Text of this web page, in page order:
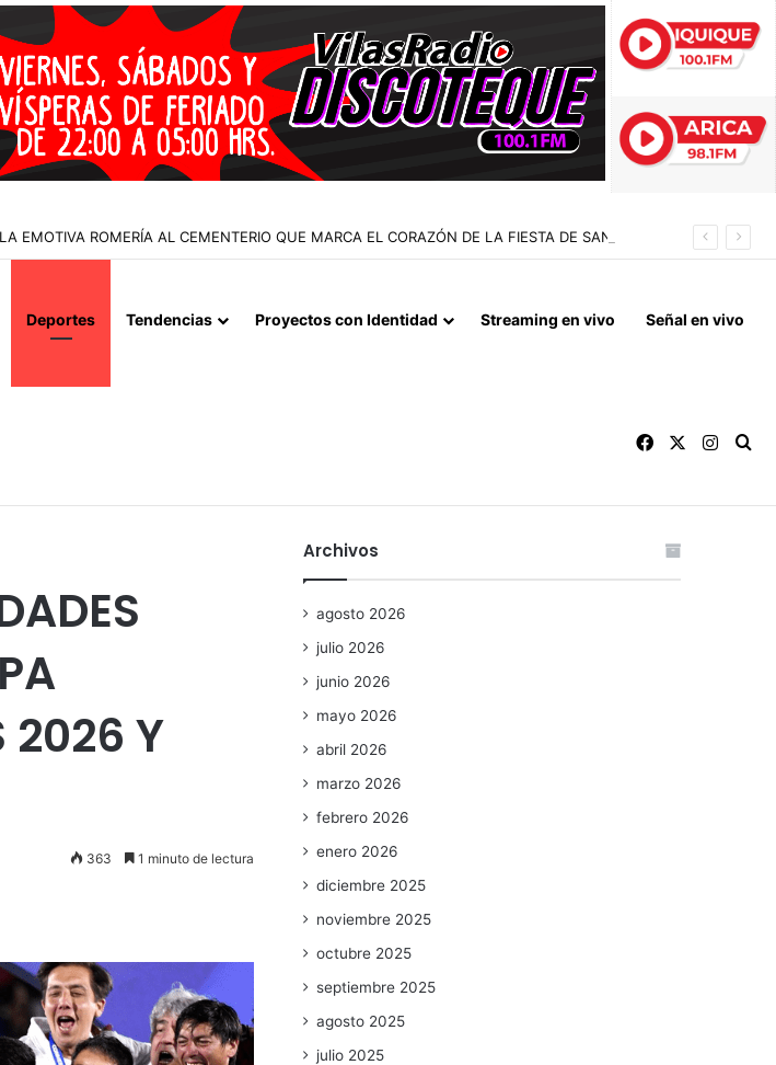
EMOTIVA ROMERÍA AL CEMENTERIO QUE MARCA EL CORAZÓN DE LA FIESTA DE SAN LORENZO
Deportes Tendencias Proyectos con Identidad Streaming en vivo Señal en vivo
Facebook
2026 Y
363 1 minuto de lectura
Archivos
agosto 2026
julio 2026
junio 2026
mayo 2026
abril 2026
marzo 2026
febrero 2026
enero 2026
diciembre 2025
noviembre 2025
octubre 2025
septiembre 2025
agosto 2025
julio 2025